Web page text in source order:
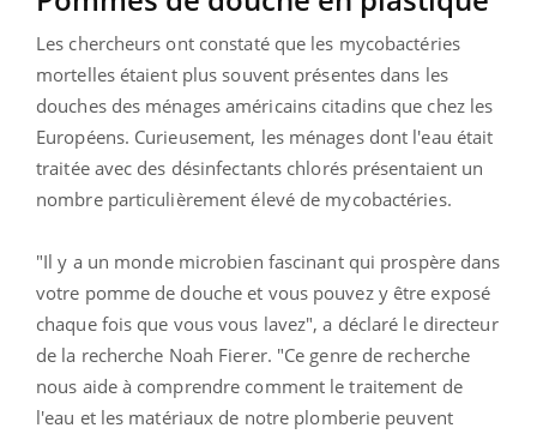
Les chercheurs ont constaté que les mycobactéries
mortelles étaient plus souvent présentes dans les
douches des ménages américains citadins que chez les
Européens. Curieusement, les ménages dont l'eau était
traitée avec des désinfectants chlorés présentaient un
nombre particulièrement élevé de mycobactéries.
"Il y a un monde microbien fascinant qui prospère dans
votre pomme de douche et vous pouvez y être exposé
chaque fois que vous vous lavez", a déclaré le directeur
de la recherche Noah Fierer. "Ce genre de recherche
nous aide à comprendre comment le traitement de
l'eau et les matériaux de notre plomberie peuvent